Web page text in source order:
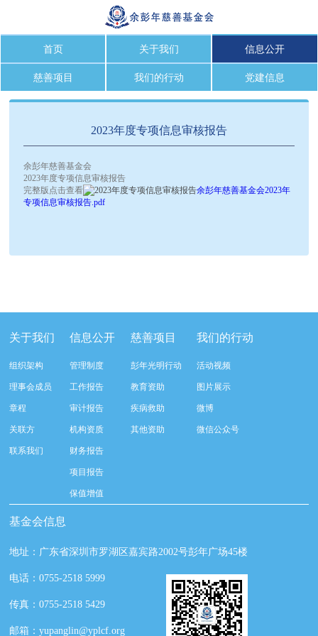
首页 关于我们 信息公开
慈善项目 我们的行动 党建信息
2023年度专项信息审核报告
余彭年慈善基金会
2023年度专项信息审核报告
完整版点击查看
余彭年慈善基金会2023年
专项信息审核报告.pdf
关于我们
组织架构
理事会成员
章程
关联方
联系我们
信息公开
管理制度
工作报告
审计报告
机构资质
财务报告
项目报告
保值增值
慈善项目
彭年光明行动
教育资助
疾病救助
其他资助
我们的行动
活动视频
图片展示
微博
微信公众号
基金会信息
地址：广东省深圳市罗湖区嘉宾路2002号彭年广场45楼
电话：0755-2518 5999
传真：0755-2518 5429
邮箱：yupanglin@yplcf.org